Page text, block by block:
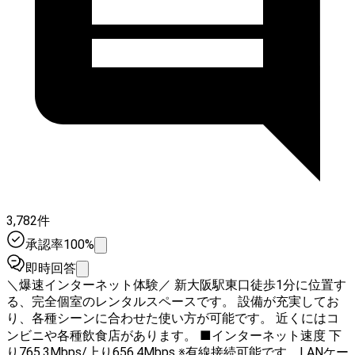
3,782件
承認率100%
即時回答
＼爆速インターネット体験／ 新大阪駅東口徒歩1分に位置す
る、完全個室のレンタルスペースです。 設備が充実してお
り、各種シーンに合わせた使い方が可能です。 近くにはコ
ンビニや各種飲食店があります。 ■インターネット速度 下